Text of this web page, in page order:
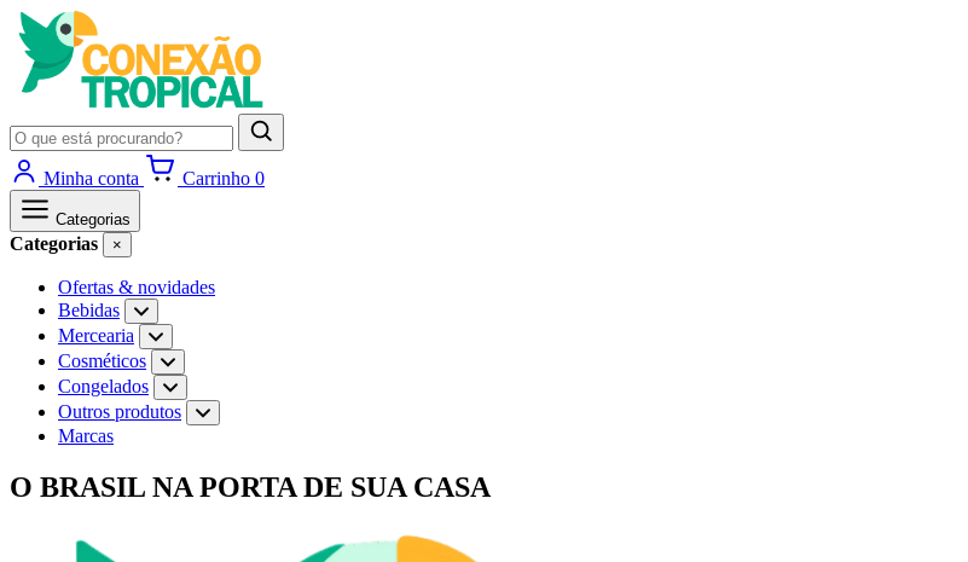
Pesquisar
produtos
Minha conta
Carrinho 0
Categorias
Categorias ×
Ofertas & novidades
Bebidas
Abrir
subcategorias
de
Bebidas
Mercearia
Abrir
subcategorias
de
Mercearia
Cosméticos
Abrir
subcategorias
de
Cosméticos
Congelados
Abrir
subcategorias
de
Outros produtos
Abrir
subcategorias
produtos
Marcas
Ir
para
conteúdo
O BRASIL NA PORTA DE SUA CASA